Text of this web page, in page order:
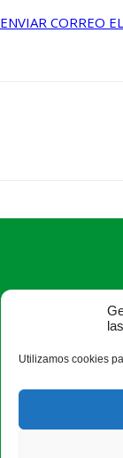
Utilizamos cookies
ENVIAR CORREO
ASAJA
Calle